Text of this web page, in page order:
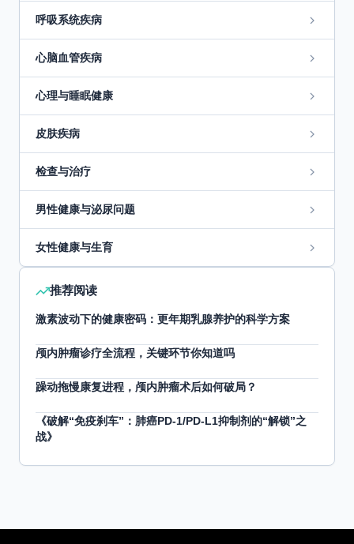
呼吸系统疾病
心脑血管疾病
心理与睡眠健康
皮肤疾病
检查与治疗
男性健康与泌尿问题
女性健康与生育
推荐阅读
激素波动下的健康密码：更年期乳腺养护的科学方案
颅内肿瘤诊疗全流程，关键环节你知道吗
躁动拖慢康复进程，颅内肿瘤术后如何破局？
《破解“免疫刹车”：肺癌PD-1/PD-L1抑制剂的“解锁”之
战》